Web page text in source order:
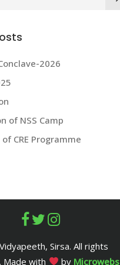
2026
of NSS Camp
CRE Programme
Sirsa. All rights
Made with
by Microwebs